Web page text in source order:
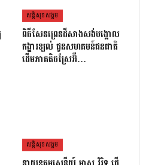
សន្តិសុខសង្គម
ពិធីសែនព្រេនដីសាងសង់បង្គោល
កង្ហារខ្យល់ ជូនសហគមន៍ជនជាតិ
ដើមភាគតិចស្រែអ៊ី…
សន្តិសុខសង្គម